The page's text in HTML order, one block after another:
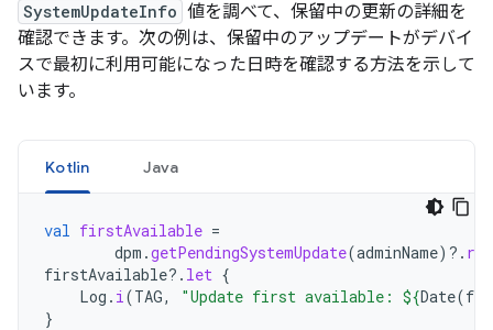
SystemUpdateInfo 値を調べて、保留中の更新の詳細を
確認できます。次の例は、保留中のアップデートがデバイ
スで最初に利用可能になった日時を確認する方法を示して
います。
Kotlin Java
val firstAvailable =
dpm .getPendingSystemUpdate(adminName) ?.
firstAvailable?. let {
Log . i(TAG, "Update first available: ${Date(
}